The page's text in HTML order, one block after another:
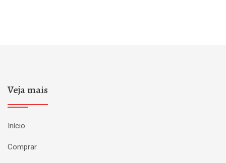
Veja mais
Início
Comprar